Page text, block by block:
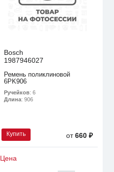
Bosch
1987946027
Ремень поликлиновой
6PK906
Ручейков: 6
Длина: 906
Купить от660 ₽
Цена